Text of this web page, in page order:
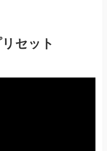
セット